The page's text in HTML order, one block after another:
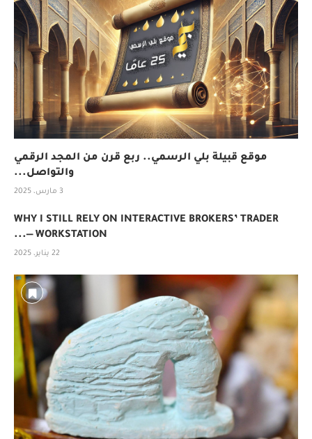
موقع قبيلة بلي الرسمي.. ربع قرن من المجد الرقمي
والتواصل...
3 مارس، 2025
WHY I STILL RELY ON INTERACTIVE BROKERS’ TRADER
WORKSTATION —...
22 يناير، 2025